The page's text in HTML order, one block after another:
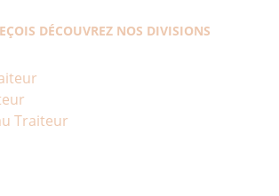
DÉCOUVREZ NOS DIVISIONS
Traiteur